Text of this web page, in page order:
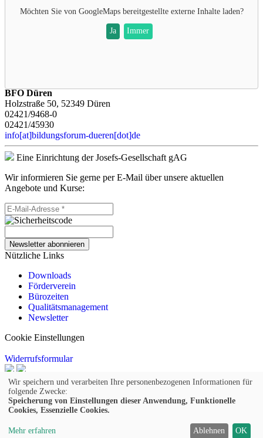
Möchten Sie von GoogleMapsbereitgestellte externe Inhalte laden?
Ja Immer
BFO Düren
Holzstraße 50, 52349 Düren
02421/9468-0
02421/45930
info[at]bildungsforum-dueren[dot]de
Eine Einrichtung der Josefs-Gesellschaft gAG
Wir informieren Sie gerne per E-Mail über unsere aktuellen
Angebote und Kurse:
Newsletter abonnieren
Nützliche Links
Downloads
Förderverein
Bürozeiten
Qualitätsmanagement
Newsletter
Cookie Einstellungen
Widerrufsformular
© 2026 Kufer Software GmbH
Impressum
AGB
Datenschutz
Wir speichern und verarbeiten Ihre personenbezogenen Informationen für
folgende Zwecke:
Speicherung von Einstellungen dieser Anwendung, Funktionelle
Cookies, Essenzielle Cookies.
Mehr erfahren Ablehnen OK